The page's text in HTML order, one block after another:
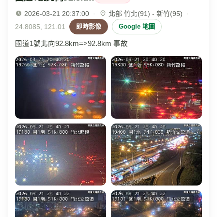
2026-03-21 20:37:00 · 北部 竹北(91) - 新竹(95)
·
24.8085, 121.01
即時影像 Google 地圖
國道1號北向92.8km=>92.8km 事故